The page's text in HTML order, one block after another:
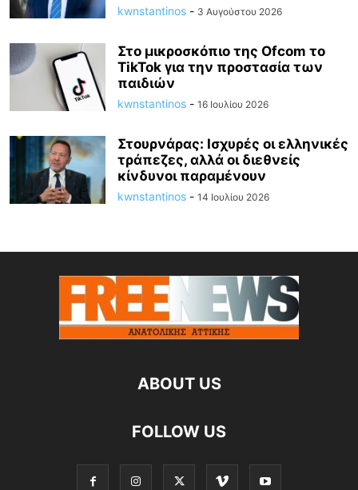
kwnstantinos - 3 Αυγούστου 2026
Στο μικροσκόπιο της Ofcom το
TikTok για την προστασία των
παιδιών
kwnstantinos - 16 Ιουλίου 2026
Στουρνάρας: Ισχυρές οι ελληνικές
τράπεζες, αλλά οι διεθνείς
κίνδυνοι παραμένουν
kwnstantinos - 14 Ιουλίου 2026
ABOUT US
FOLLOW US